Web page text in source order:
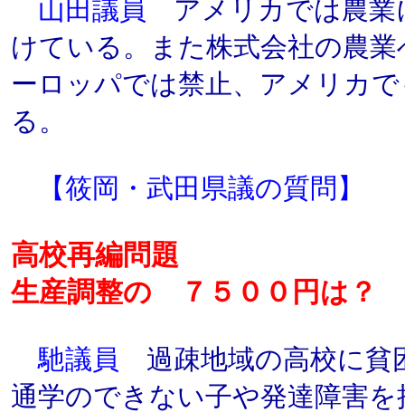
山田議員
アメリカでは農業
けている。また株式会社の農
ーロッパでは禁止、アメリカ
る。
【筱岡・武田県議の質問】
高校再編問題
生産調整の ７５００円は？
馳議員
過疎地域の高校に貧
通学のできない子や発達障害